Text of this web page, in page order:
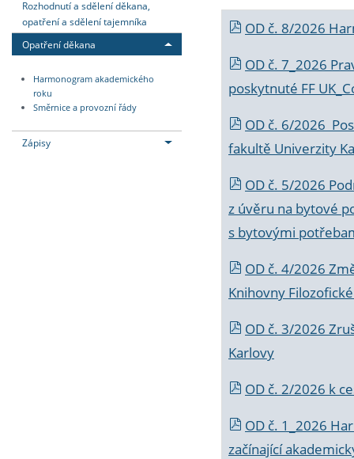
Rozhodnutí a sdělení děkana,
opatření a sdělení tajemníka
Opatření děkana
Harmonogram akademického
roku
Směrnice a provozní řády
Zápisy
OD č. 8/2026
OD č. 7_2026
poskytnuté FF
OD č. 6/2026
fakultě Univerzity
OD č. 5/2026
z úvěru na bytové
s bytovými
OD č. 4/2026
Knihovny
OD č. 3/2026
Karlovy
OD č. 2/2026 k
OD č. 1_2026
začínající